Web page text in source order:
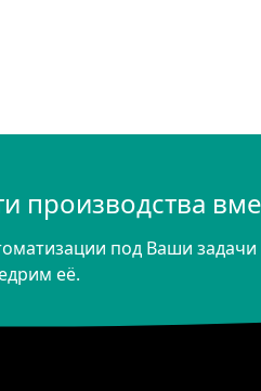
под Ваши задачи
её.